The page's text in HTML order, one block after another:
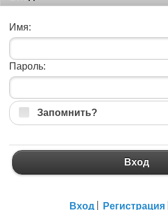
Имя:
Пароль:
Запомнить?
Вход
Вход Регистрация